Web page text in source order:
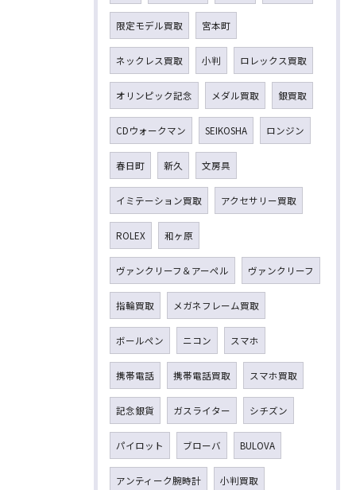
限定モデル買取 宮本町
ネックレス買取 小判 ロレックス買取
オリンピック記念 メダル買取 銀買取
CDウォークマン SEIKOSHA ロンジン
春日町 新久 文房具
イミテーション買取 アクセサリー買取
ROLEX 和ヶ原
ヴァンクリーフ＆アーペル ヴァンクリーフ
指輪買取 メガネフレーム買取
ボールペン ニコン スマホ
携帯電話 携帯電話買取 スマホ買取
記念銀貨 ガスライター シチズン
パイロット ブローバ BULOVA
アンティーク腕時計 小判買取